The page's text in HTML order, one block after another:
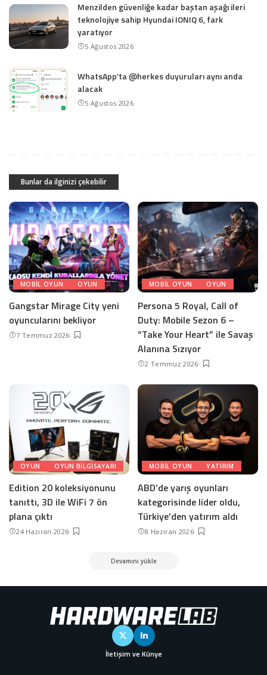
Menzilden güvenliğe kadar baştan aşağı ileri
teknolojiye sahip Hyundai IONIQ 6, fark
yaratıyor
5 Ağustos 2026
WhatsApp’ta @herkes duyuruları aynı anda
alacak
5 Ağustos 2026
Bunlar da ilginizi çekebilir
MOBIL OYUN OYUN
Gangstar Mirage City yeni
oyuncularını bekliyor
7 Temmuz 2026
MOBIL OYUN OYUN
Persona 5 Royal, Call of
Duty: Mobile Sezon 6 –
“Take Your Heart” ile Savaş
Alanına Sızıyor
2 Temmuz 2026
OYUN OYUN BILGISAYARI
Edition 20 koleksiyonunu
tanıttı, 3D ile WiFi 7 ön
plana çıktı
24 Haziran 2026
MOBIL OYUN YATIRIM
ABD’de yarış oyunları
kategorisinde lider oldu,
Türkiye’den yatırım aldı
8 Haziran 2026
Devamını yükle
İletişim ve Künye